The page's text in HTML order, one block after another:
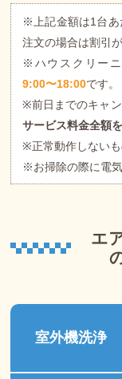
※上記金額は1台あ
注文の場合は割引が
※ハウスクリー
9:00〜18:00です。
※前日までのキャン
サービス料金全額
※正常動作しないも
※お掃除の際に電
エ
室外機洗浄